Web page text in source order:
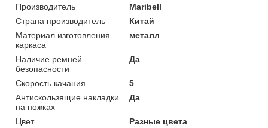
Производитель
Maribell
Страна производитель
Китай
Материал изготовления
каркаса
металл
Наличие ремней
безопасности
Да
Скорость качания
5
Антискользящие накладки
на ножках
Да
Цвет
Разные цвета